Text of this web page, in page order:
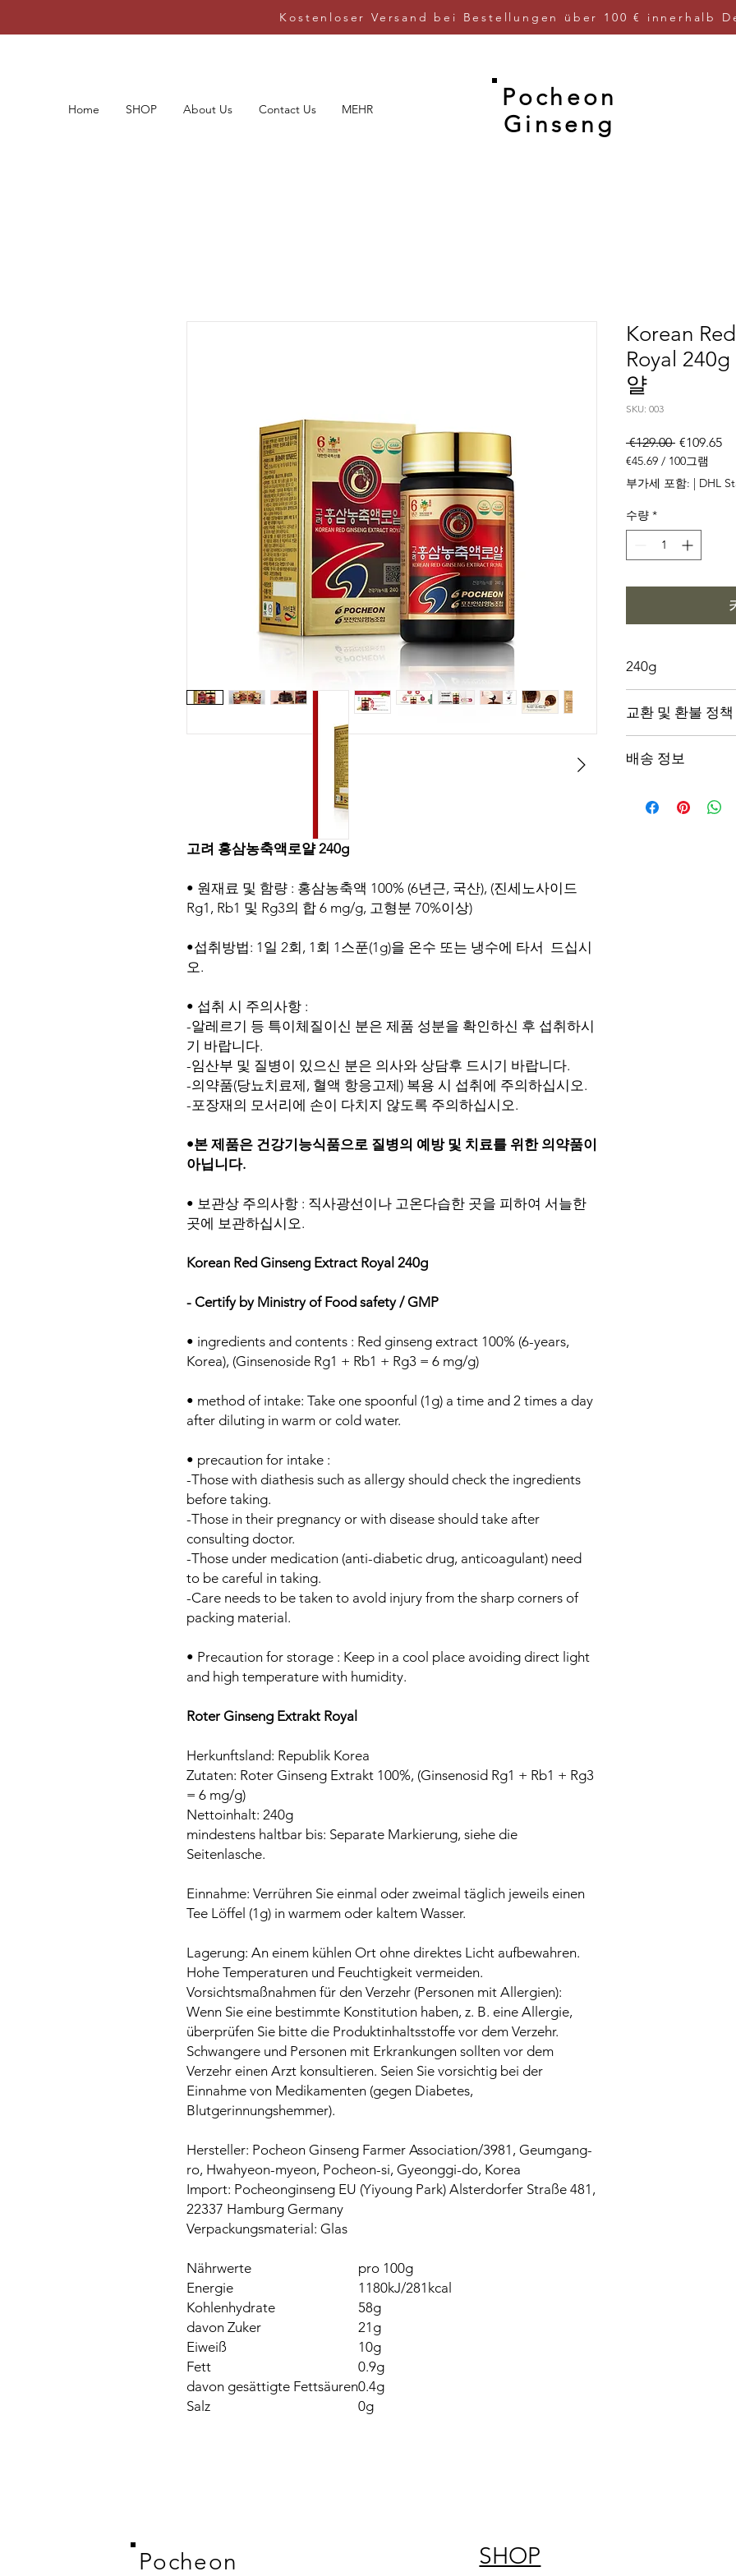
Kostenloser Versand bei Bestellungen über 100 € innerhalb
Home SHOP About Us Contact Us MEHR
Pocheon
Ginseng
고려 홍삼농축액로얄 240g
• 원재료 및 함량 : 홍삼농축액 100% (6년근, 국산), (진세노사이드
Rg1, Rb1 및 Rg3의 합 6 mg/g, 고형분 70%이상)
•섭취방법: 1일 2회, 1회 1스푼(1g)을 온수 또는 냉수에 타서 드십시
오.
• 섭취 시 주의사항 :
-알레르기 등 특이체질이신 분은 제품 성분을 확인하신 후 섭취하시
기 바랍니다.
-임산부 및 질병이 있으신 분은 의사와 상담후 드시기 바랍니다.
-의약품(당뇨치료제, 혈액 항응고제) 복용 시 섭취에 주의하십시오.
-포장재의 모서리에 손이 다치지 않도록 주의하십시오.
•본 제품은 건강기능식품으로 질병의 예방 및 치료를 위한 의약품이
아닙니다.
• 보관상 주의사항 : 직사광선이나 고온다습한 곳을 피하여 서늘한
곳에 보관하십시오.
Korean Red Ginseng Extract Royal 240g
- Certify by Ministry of Food safety / GMP
• ingredients and contents : Red ginseng extract 100% (6-years,
Korea), (Ginsenoside Rg1 + Rb1 + Rg3 = 6 mg/g)
• method of intake: Take one spoonful (1g) a time and 2 times a day
after diluting in warm or cold water.
• precaution for intake :
-Those with diathesis such as allergy should check the ingredients
before taking.
-Those in their pregnancy or with disease should take after
consulting doctor.
-Those under medication (anti-diabetic drug, anticoagulant) need
to be careful in taking.
-Care needs to be taken to avold injury from the sharp corners of
packing material.
• Precaution for storage : Keep in a cool place avoiding direct light
and high temperature with humidity.
Roter Ginseng Extrakt Royal
Herkunftsland: Republik Korea
Zutaten: Roter Ginseng Extrakt 100%, (Ginsenosid Rg1 + Rb1 + Rg3
= 6 mg/g)
Nettoinhalt: 240g
mindestens haltbar bis: Separate Markierung, siehe die
Seitenlasche.
Einnahme: Verrühren Sie einmal oder zweimal täglich jeweils einen
Tee Löffel (1g) in warmem oder kaltem Wasser.
Lagerung: An einem kühlen Ort ohne direktes Licht aufbewahren.
Hohe Temperaturen und Feuchtigkeit vermeiden.
Vorsichtsmaßnahmen für den Verzehr (Personen mit Allergien):
Wenn Sie eine bestimmte Konstitution haben, z. B. eine Allergie,
überprüfen Sie bitte die Produktinhaltsstoffe vor dem Verzehr.
Schwangere und Personen mit Erkrankungen sollten vor dem
Verzehr einen Arzt konsultieren. Seien Sie vorsichtig bei der
Einnahme von Medikamenten (gegen Diabetes,
Blutgerinnungshemmer).
Hersteller: Pocheon Ginseng Farmer Association/3981, Geumgang-
ro, Hwahyeon-myeon, Pocheon-si, Gyeonggi-do, Korea
Import: Pocheonginseng EU (Yiyoung Park) Alsterdorfer Straße 481,
22337 Hamburg Germany
Verpackungsmaterial: Glas
Nährwerte
pro 100g
Energie
1180kJ/281kcal
Kohlenhydrate
58g
davon Zuker
21g
Eiweiß
10g
Fett
0.9g
davon gesättigte Fettsäuren0.4g
Salz
0g
Korean
Royal
얄
SKU: 003
€129.00 일
반
가
€109.65할
가
€45.69 / 100그램
100
그
램
당
부가세 포함: | DHL
수량 *
240g
교환 및 환불 정책
unzufrieden sind,
Originalverpackung
배송 정보
Standort)
Pocheon
SHOP